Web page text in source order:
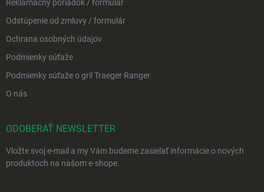
Reklamačný poriadok / formulár
Odstúpenie od zmluvy / formulár
Ochrana osobných údajov
Podmienky súťaže
Podmienky súťaže o gril Traeger Ranger
O nás
ODOBERAŤ NEWSLETTER
Vložte svoj e-mail a my Vám budeme zasielať informácie o nových
produktoch na našom e-shope.